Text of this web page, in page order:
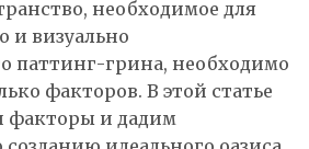
необходимое для
и визуально
паттинг-грина, необходимо
факторов. В этой статье
факторы и дадим